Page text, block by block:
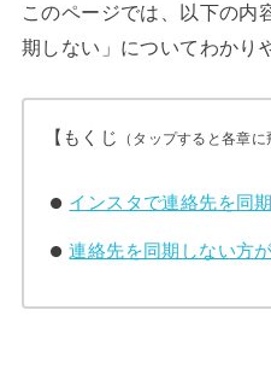
このページでは、以下の内
期しない」についてわかり
【もくじ （タップすると各章に
インスタで連絡先を同
連絡先を同期しない方